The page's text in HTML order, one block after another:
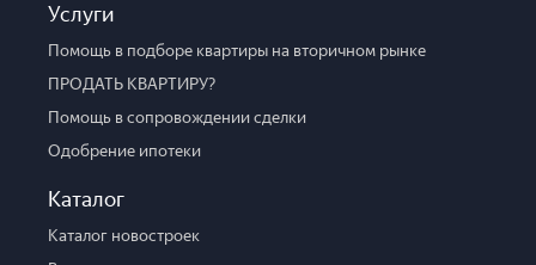
Услуги
Помощь в подборе квартиры на вторичном рынке
ПРОДАТЬ КВАРТИРУ?
Помощь в сопровождении сделки
Одобрение ипотеки
Каталог
Каталог новостроек